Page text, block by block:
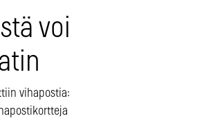
voi
vihapostia: